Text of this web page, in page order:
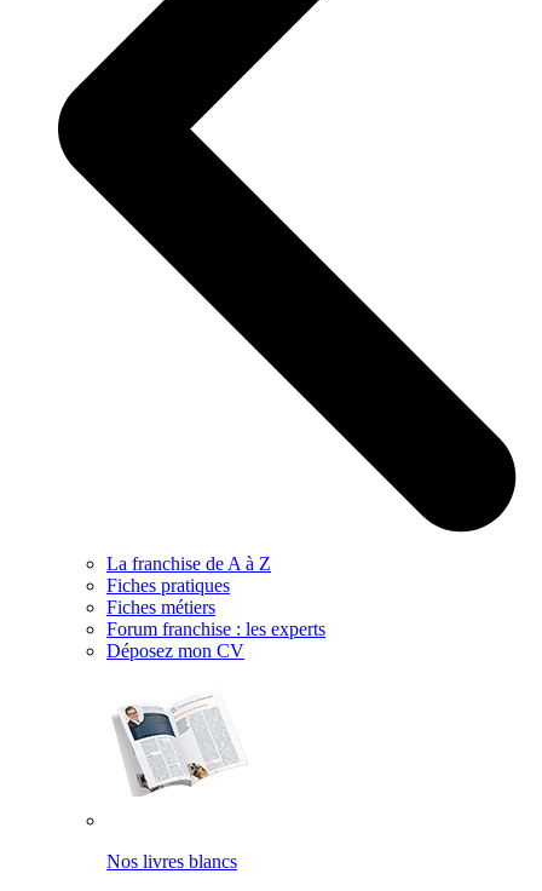
La franchise de A à Z
Fiches pratiques
Fiches métiers
Forum franchise : les experts
Déposez mon CV
Nos livres blancs